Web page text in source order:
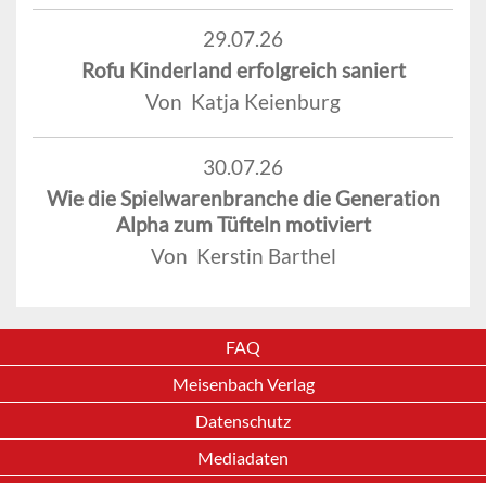
29.07.26
Rofu Kinderland erfolgreich saniert
Von Katja Keienburg
30.07.26
Wie die Spielwarenbranche die Generation
Alpha zum Tüfteln motiviert
Von Kerstin Barthel
FAQ
Meisenbach Verlag
Datenschutz
Mediadaten